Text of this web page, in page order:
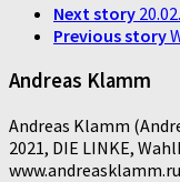
Next story
Previous story
Andreas Klamm
Andreas Klamm
2021, DIE LINKE,